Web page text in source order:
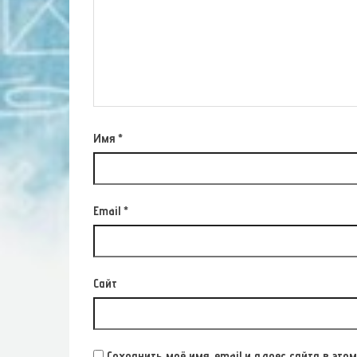
Имя *
Email *
Сайт